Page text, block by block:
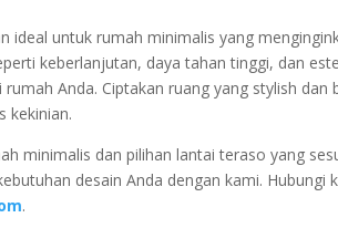
ideal untuk rumah minimalis yang
keberlanjutan, daya tahan tinggi, dan
Anda. Ciptakan ruang yang stylish
kekinian.
minimalis dan pilihan lantai teraso yang
desain Anda dengan kami. Hubungi
.